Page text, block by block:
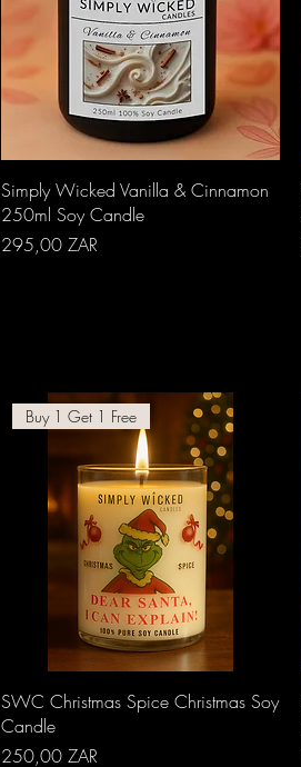
Aperçu rapide
Simply Wicked Vanilla & Cinnamon
250ml Soy Candle
Prix
295,00 ZAR
Aperçu rapide
Buy 1 Get 1 Free
SWC Christmas Spice Christmas Soy
Candle
Prix
250,00 ZAR